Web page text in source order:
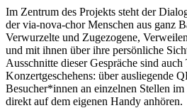
Im Zentrum des Projekts steht der
der via-nova-chor Menschen aus ganz
Verwurzelte und Zugezogene,
und mit ihnen über ihre persönliche
Ausschnitte dieser Gespräche sind auch
Konzertgeschehens: über ausliegende
Besucher*innen an einzelnen Stellen
direkt auf dem eigenen Handy anhören.